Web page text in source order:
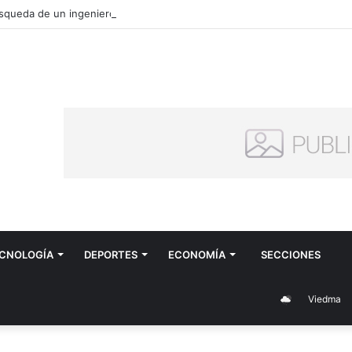
DEPORTES ECONOMÍA SECCIONES
Viedma